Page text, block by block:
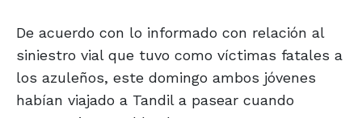
De acuerdo con lo informado con relación al
siniestro vial que tuvo como víctimas fatales a
los azuleños, este domingo ambos jóvenes
habían viajado a Tandil a pasear cuando